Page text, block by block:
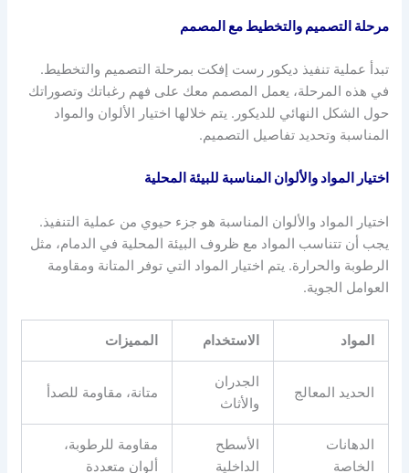
مرحلة التصميم والتخطيط مع المصمم
تبدأ عملية تنفيذ ديكور رست إفكت بمرحلة التصميم والتخطيط.
في هذه المرحلة، يعمل المصمم معك على فهم رغباتك وتصوراتك
حول الشكل النهائي للديكور. يتم خلالها اختيار الألوان والمواد
المناسبة وتحديد تفاصيل التصميم.
اختيار المواد والألوان المناسبة للبيئة المحلية
اختيار المواد والألوان المناسبة هو جزء حيوي من عملية التنفيذ.
يجب أن تتناسب المواد مع ظروف البيئة المحلية في الدمام، مثل
الرطوبة والحرارة. يتم اختيار المواد التي توفر المتانة ومقاومة
العوامل الجوية.
المواد الاستخدام المميزات
الحديد المعالج
الجدران
والأثاث
متانة، مقاومة للصدأ
الدهانات
الخاصة
الأسطح
الداخلية
مقاومة للرطوبة،
ألوان متعددة